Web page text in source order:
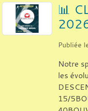
📊
Publiée
Notre
les
15/